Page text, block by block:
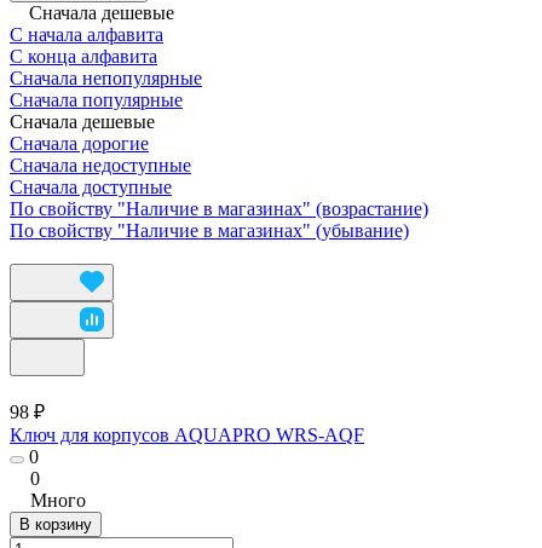
Сначала дешевые
С начала алфавита
С конца алфавита
Сначала непопулярные
Сначала популярные
Сначала дешевые
Сначала дорогие
Сначала недоступные
Сначала доступные
По свойству "Наличие в магазинах" (возрастание)
По свойству "Наличие в магазинах" (убывание)
98 ₽
Ключ для корпусов AQUAPRO WRS-AQF
0
0
Много
В корзину